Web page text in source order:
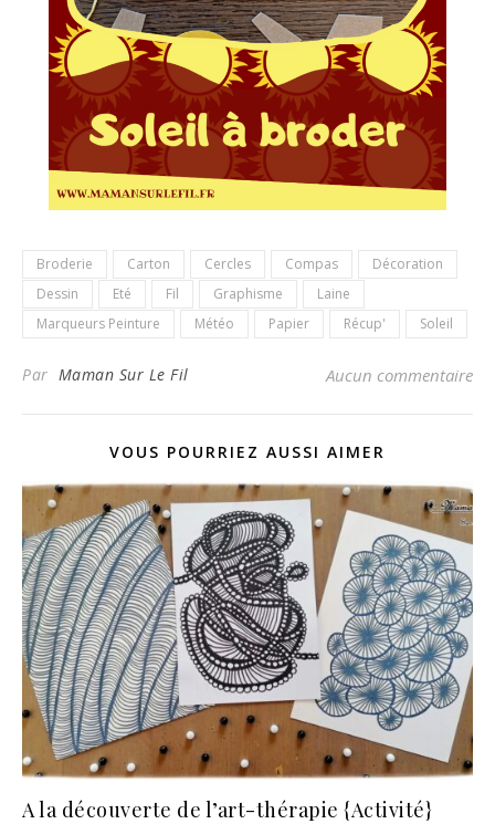
Broderie Carton Cercles Compas
Décoration
Dessin
Eté Fil Graphisme
Laine
Marqueurs Peinture
Météo Papier Récup' Soleil
Par Maman Sur Le Fil Aucun commentaire
VOUS POURRIEZ AUSSI AIMER
A la découverte de l’art-thérapie {Activité}